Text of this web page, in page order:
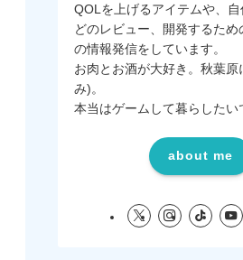
QOLを上げるアイテムや、
どのレビュー、開発するた
の情報発信をしています。
お肉とお酒が大好き。秋葉原
み)。
本当はゲームして暮らしたい
about me